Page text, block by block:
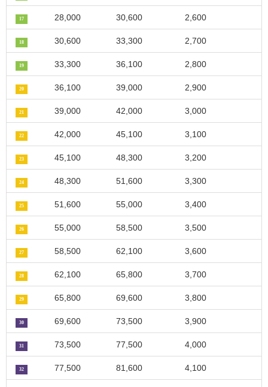
17 28,000 30,600 2,600
18 30,600 33,300 2,700
19 33,300 36,100 2,800
20 36,100 39,000 2,900
21 39,000 42,000 3,000
22 42,000 45,100 3,100
23 45,100 48,300 3,200
24 48,300 51,600 3,300
25 51,600 55,000 3,400
26 55,000 58,500 3,500
27 58,500 62,100 3,600
28 62,100 65,800 3,700
29 65,800 69,600 3,800
30 69,600 73,500 3,900
31 73,500 77,500 4,000
32 77,500 81,600 4,100